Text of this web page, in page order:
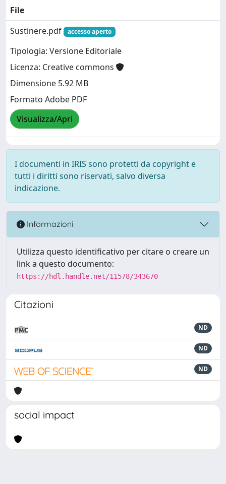
File
Sustinere.pdf
accesso aperto
Tipologia: Versione Editoriale
Licenza: Creative commons
Dimensione 5.92 MB
Formato Adobe PDF
Visualizza/Apri
I documenti in IRIS sono protetti da copyright e
tutti i diritti sono riservati, salvo diversa
indicazione.
Informazioni
Utilizza questo identificativo per citare o creare un
link a questo documento:
https://hdl.handle.net/11578/343670
Citazioni
ND
ND
ND
social impact